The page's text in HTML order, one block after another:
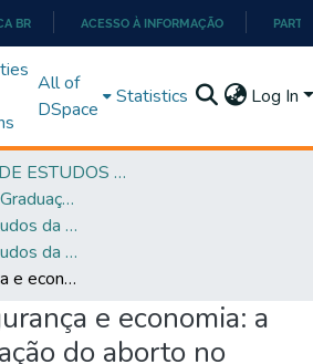
PARA
O
BR ACESSO À INFORMAÇÃO
All of
DSpace
Statistics Log In
INSTITUTO DE ESTUDOS DA LINGUAGEM
Programa de Pós-Graduação em Estudos da Linguagem (PPGEL)
Doutorado em Estudos da Linguagem - PPGEL
Doutorado em Estudos da Linguagem - PPGEL
Discurso, segurança e economia: a descriminalização do aborto no primeiro trimestre de gestação no Brasil
e economia: a
do aborto no